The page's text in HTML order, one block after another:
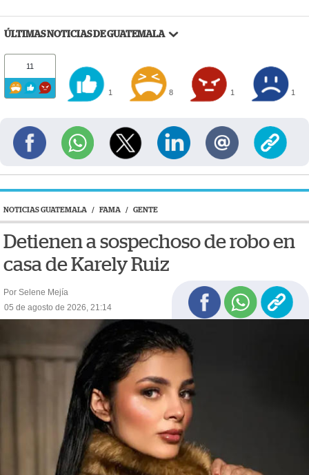
ÚLTIMAS NOTICIAS DE GUATEMALA
11
1 8 1 1
NOTICIAS GUATEMALA / FAMA / GENTE
Detienen a sospechoso de robo en
casa de Karely Ruiz
Por Selene Mejía
05 de agosto de 2026, 21:14